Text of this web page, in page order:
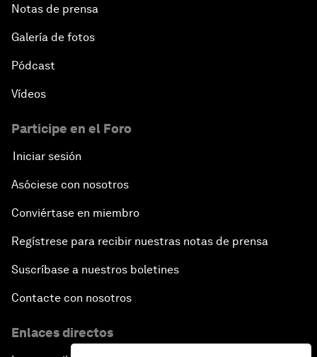
Notas de prensa
Galería de fotos
Pódcast
Vídeos
Participe en el Foro
Iniciar sesión
Asóciese con nosotros
Conviértase en miembro
Regístrese para recibir nuestras notas de prensa
Suscríbase a nuestros boletines
Contacte con nosotros
Enlaces directos